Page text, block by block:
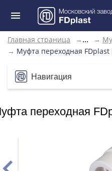
Главная страница → ... →
→ Муфта переходная FDplast
Навигация
переходная